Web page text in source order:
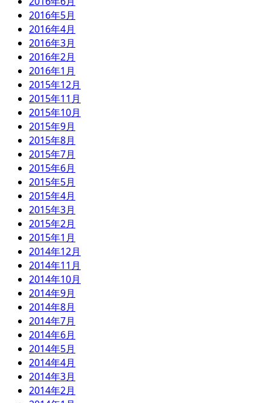
2016年5月
2016年4月
2016年3月
2016年2月
2016年1月
2015年12月
2015年11月
2015年10月
2015年9月
2015年8月
2015年7月
2015年6月
2015年5月
2015年4月
2015年3月
2015年2月
2015年1月
2014年12月
2014年11月
2014年10月
2014年9月
2014年8月
2014年7月
2014年6月
2014年5月
2014年4月
2014年3月
2014年2月